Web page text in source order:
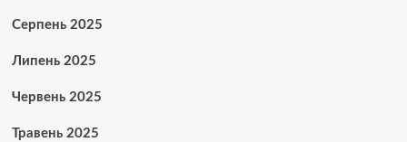
Серпень 2025
Липень 2025
Червень 2025
Травень 2025